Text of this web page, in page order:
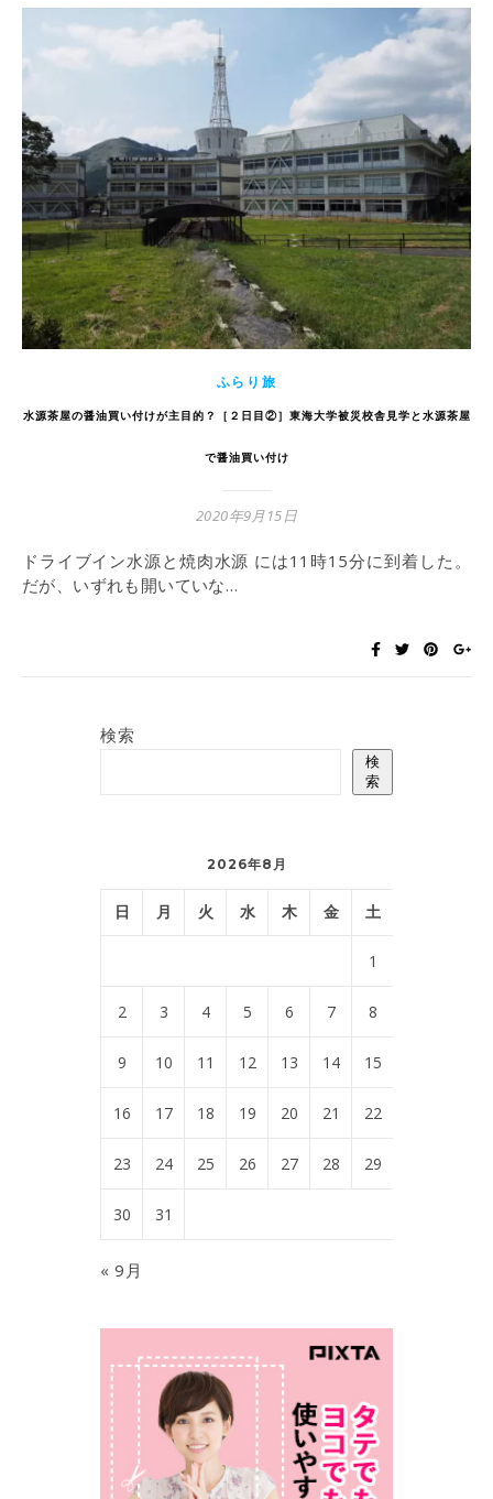
ふらり旅
水源茶屋の醤油買い付けが主目的？［２日目②］東海大学被災校舎見学と水源茶屋
で醤油買い付け
2020年9月15日
ドライブイン水源と焼肉水源 には11時15分に到着した。
だが、いずれも開いていな…
検索
検
索
2026年8月
日 月 火 水 木 金 土
1
2 3 4 5 6 7 8
9 10 11 12 13 14 15
16 17 18 19 20 21 22
23 24 25 26 27 28 29
30 31
« 9月